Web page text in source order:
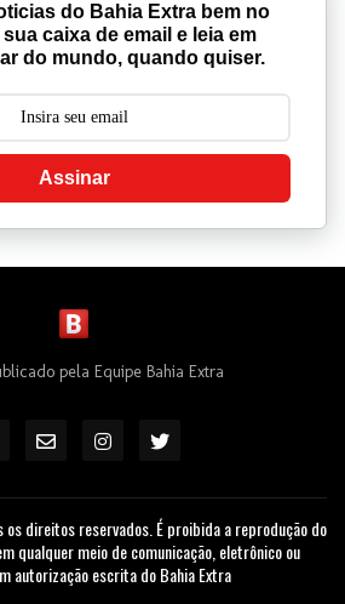
do Bahia Extra bem no
caixa de email e leia em
do mundo, quando quiser.
Assinar
pela Equipe Bahia Extra
os direitos reservados. É proibida a reprodução do
qualquer meio de comunicação, eletrônico ou
autorização escrita do Bahia Extra